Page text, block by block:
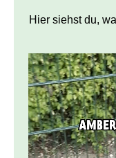
Hier siehst du,